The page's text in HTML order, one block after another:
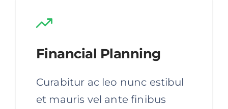
Financial Planning
Curabitur ac leo nunc estibul
et mauris vel ante finibus